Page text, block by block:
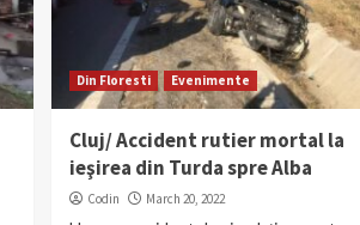
Din Floresti Evenimente
Cluj/ Accident rutier mortal la
ieşirea din Turda spre Alba
Codin March 20, 2022